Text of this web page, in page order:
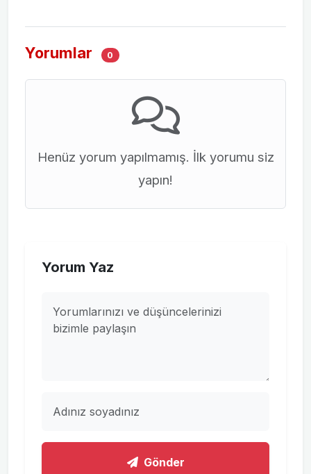
Yorumlar 0
Henüz yorum yapılmamış. İlk yorumu siz
yapın!
Yorum Yaz
Gönder